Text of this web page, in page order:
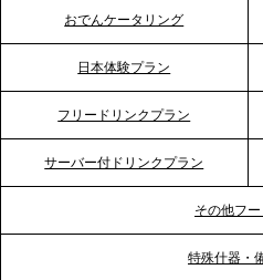
イッチに。新入社員研修で
テーブル、横浜事務所を新
ビス提供体制を強化し、質
おでんケータリング
日本体験プラン
フリードリンクプラン
サーバー付ドリンクプラン
その他フ
特殊什器・